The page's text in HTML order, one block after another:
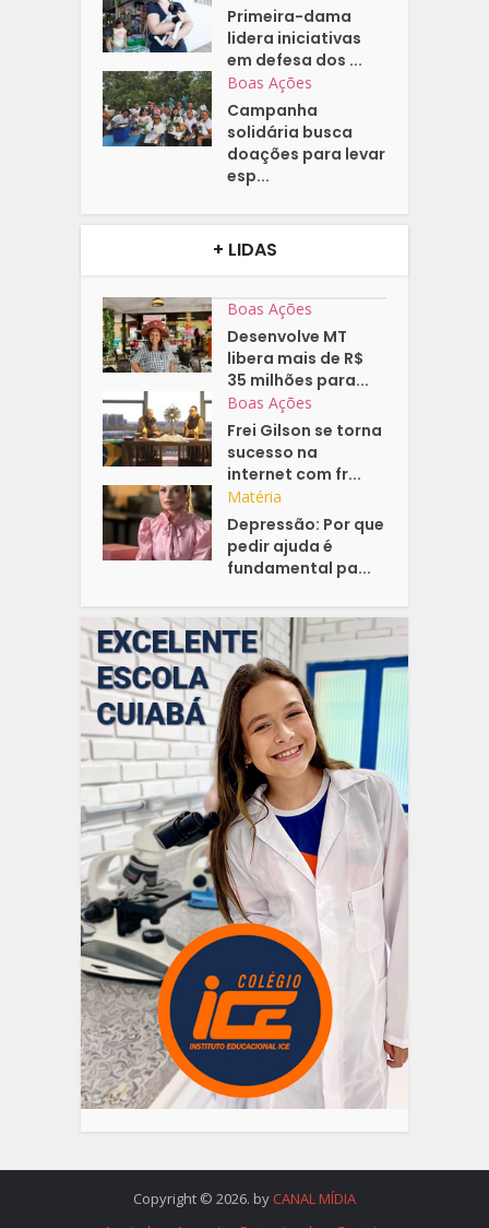
Primeira-dama
lidera iniciativas
em defesa dos ...
Boas Ações
Campanha
solidária busca
doações para levar
esp...
+ LIDAS
Boas Ações
Desenvolve MT
libera mais de R$
35 milhões para...
Boas Ações
Frei Gilson se torna
sucesso na
internet com fr...
Matéria
Depressão: Por que
pedir ajuda é
fundamental pa...
Copyright © 2026. by CANAL MÍDIA